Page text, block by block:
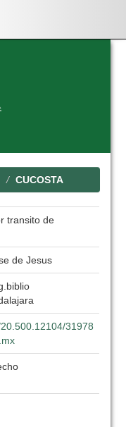
CUCOSTA
transito de
de Jesus
31978